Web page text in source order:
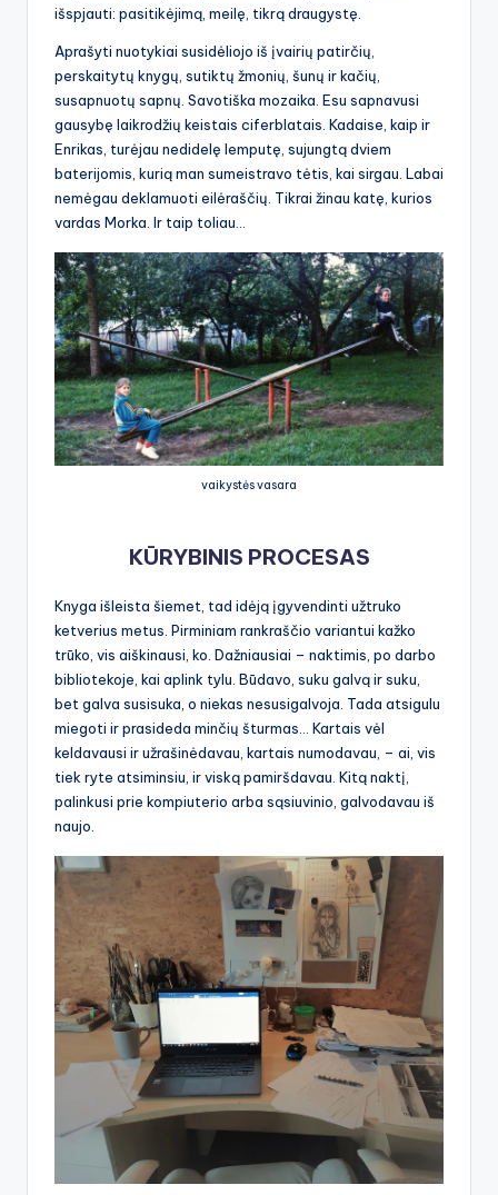
išspjauti: pasitikėjimą, meilę, tikrą draugystę.
Aprašyti nuotykiai susidėliojo iš įvairių patirčių,
perskaitytų knygų, sutiktų žmonių, šunų ir kačių,
susapnuotų sapnų. Savotiška mozaika. Esu sapnavusi
gausybę laikrodžių keistais ciferblatais. Kadaise, kaip ir
Enrikas, turėjau nedidelę lemputę, sujungtą dviem
baterijomis, kurią man sumeistravo tėtis, kai sirgau. Labai
nemėgau deklamuoti eilėraščių. Tikrai žinau katę, kurios
vardas Morka. Ir taip toliau…
vaikystės vasara
KŪRYBINIS PROCESAS
Knyga išleista šiemet, tad idėją įgyvendinti užtruko
ketverius metus. Pirminiam rankraščio variantui kažko
trūko, vis aiškinausi, ko. Dažniausiai – naktimis, po darbo
bibliotekoje, kai aplink tylu. Būdavo, suku galvą ir suku,
bet galva susisuka, o niekas nesusigalvoja. Tada atsigulu
miegoti ir prasideda minčių šturmas… Kartais vėl
keldavausi ir užrašinėdavau, kartais numodavau, – ai, vis
tiek ryte atsiminsiu, ir viską pamiršdavau. Kitą naktį,
palinkusi prie kompiuterio arba sąsiuvinio, galvodavau iš
naujo.